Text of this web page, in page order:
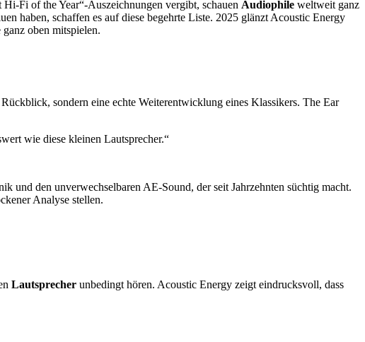
Fi of the Year“-Auszeichnungen vergibt, schauen Audiophile weltweit ganz
haben, schaffen es auf diese begehrte Liste. 2025 glänzt Acoustic Energy
oben mitspielen.
sondern eine echte Weiterentwicklung eines Klassikers. The Ear
wie diese kleinen Lautsprecher.“
und den unverwechselbaren AE-Sound, der seit Jahrzehnten süchtig macht.
Analyse stellen.
Lautsprecher unbedingt hören. Acoustic Energy zeigt eindrucksvoll, dass